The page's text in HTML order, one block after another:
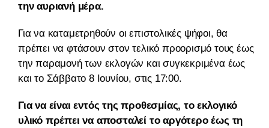
την αυριανή μέρα.
Για να καταμετρηθούν οι επιστολικές ψήφοι, θα
πρέπει να φτάσουν στον τελικό προορισμό τους έως
την παραμονή των εκλογών και συγκεκριμένα έως
και το Σάββατο 8 Ιουνίου, στις 17:00.
Για να είναι εντός της προθεσμίας, το εκλογικό
υλικό πρέπει να αποσταλεί το αργότερο έως τη